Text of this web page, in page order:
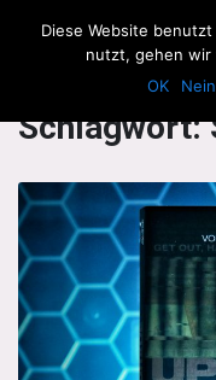
The
Schlagwort:
Diese Website
nutzt, gehen wir
OK
Nein